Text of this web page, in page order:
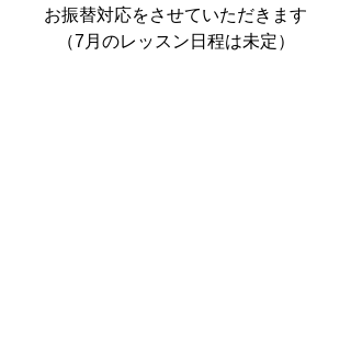
お振替対応をさせていただきます
（7月のレッスン日程は未定）